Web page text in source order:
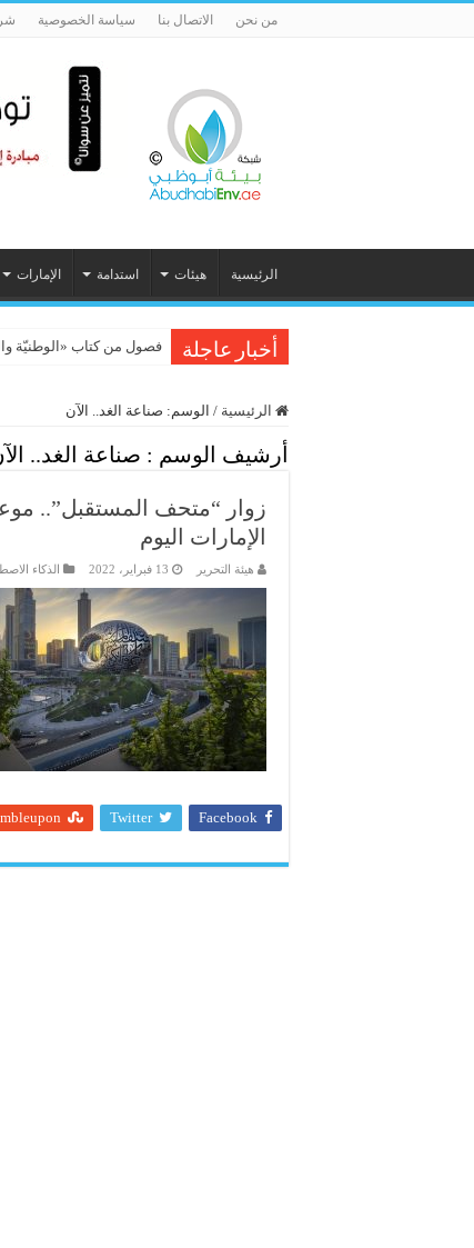
من نحن الاتصال بنا سياسة الخصوصية
الرئيسية هيئات استدامة الإمارات
أخبار عاجلة فصول من كتاب «الوطنيّة
الرئيسية / الوسم: صناعة الغد.. الآن
أرشيف الوسم : صناعة الغد..
زوار “متحف المستقبل”..
الإمارات اليوم
هيئة التحرير 13 فبراير، 2022 الذكاء
Facebook
Twitter